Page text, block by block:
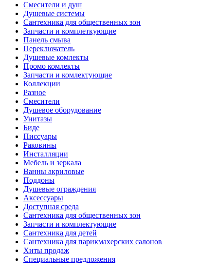
Смесители и душ
Душевые системы
Сантехника для общественных зон
Запчасти и комплеткующие
Панель смыва
Переключатель
Душевые комлекты
Промо комлекты
Запчасти и комлектующие
Коллекции
Разное
Смесители
Душевое оборудование
Унитазы
Биде
Писсуары
Раковины
Инсталляции
Мебель и зеркала
Ванны акриловые
Поддоны
Душевые ограждения
Аксессуары
Доступная среда
Cантехника для общественных зон
Запчасти и комплектующие
Сантехника для детей
Сантехника для парикмахерских салонов
Хиты продаж
Специальные предложения